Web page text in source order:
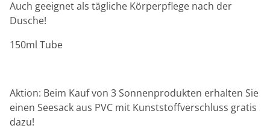
Auch geeignet als tägliche Körperpflege nach der
Dusche!
150ml Tube
Aktion: Beim Kauf von 3 Sonnenprodukten erhalten Sie
einen Seesack aus PVC mit Kunststoffverschluss gratis
dazu!